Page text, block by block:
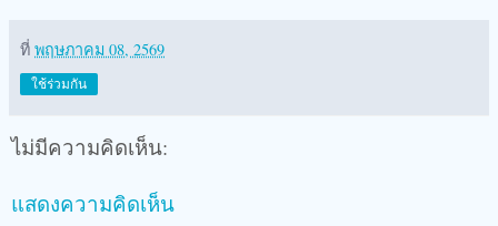
ที่ พฤษภาคม 08, 2569
ใช้ร่วมกัน
ไม่มีความคิดเห็น:
แสดงความคิดเห็น